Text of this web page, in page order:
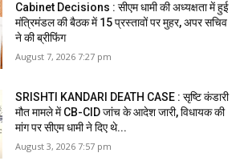
Cabinet Decisions : सीएम धामी की अध्यक्षता में हुई
मंत्रिमंडल की बैठक में 15 प्रस्तावों पर मुहर, अपर सचिव
ने की ब्रीफिंग
August 7, 2026 7:27 pm
SRISHTI KANDARI DEATH CASE : सृष्टि कंडारी
मौत मामले में CB-CID जांच के आदेश जारी, विधायक की
मांग पर सीएम धामी ने दिए थे...
August 3, 2026 7:57 pm